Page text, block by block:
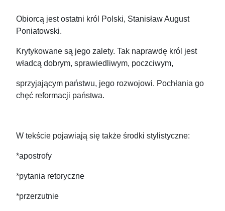
Obiorcą jest ostatni król Polski, Stanisław August
Poniatowski.
Krytykowane są jego zalety. Tak naprawdę król jest
władcą dobrym, sprawiedliwym, poczciwym,
sprzyjającym państwu, jego rozwojowi. Pochłania go
chęć reformacji państwa.
W tekście pojawiają się także środki stylistyczne:
*apostrofy
*pytania retoryczne
*przerzutnie